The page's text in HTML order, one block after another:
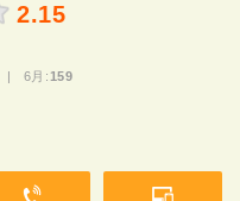
2.15
| 6月: 159